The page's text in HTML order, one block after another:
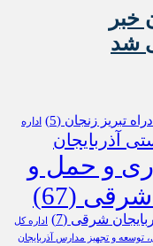
خبر
شد
تبریز زنجان (5)
اداره
آذربایجان
و حمل و
شرقی (67)
شرقی (7)
اداره کل
توسعه و تجهیز مدارس آذربایجان